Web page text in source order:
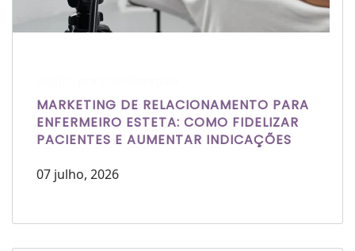
MARKETING DE RELACIONAMENTO PARA
ENFERMEIRO ESTETA: COMO FIDELIZAR
PACIENTES E AUMENTAR INDICAÇÕES
07 julho, 2026